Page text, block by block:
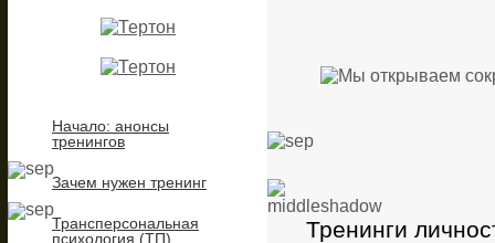
Начало: анонсы
тренингов
Зачем нужен тренинг
Трансперсональная
психология (ТП)
Тренинги